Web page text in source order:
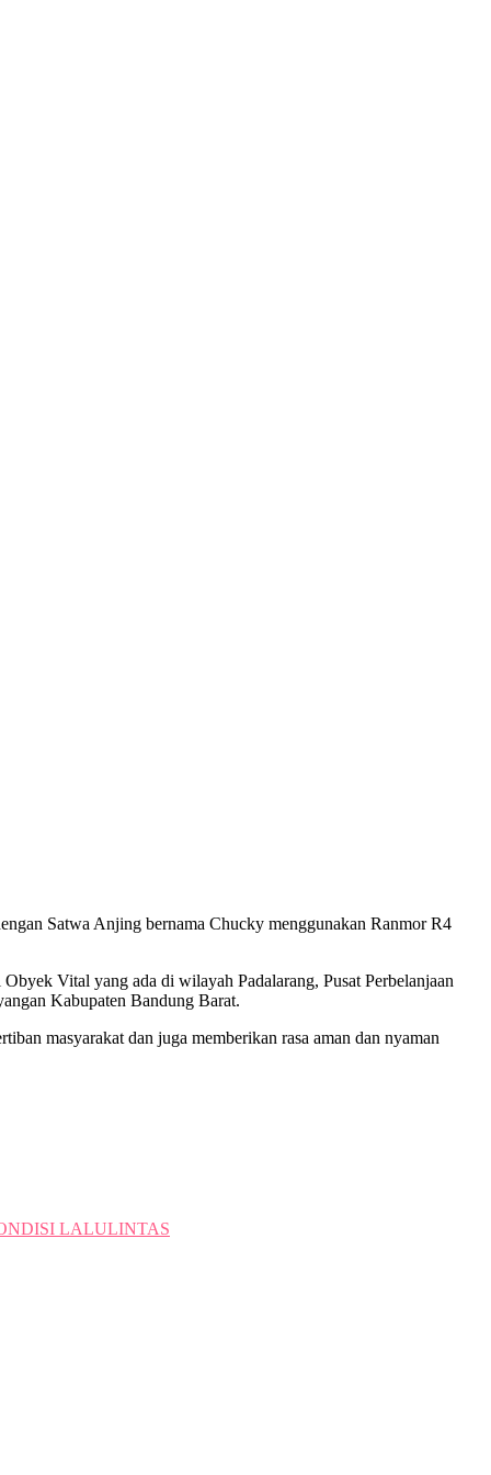
Satwa Anjing bernama Chucky menggunakan Ranmor R4
Vital yang ada di wilayah Padalarang, Pusat Perbelanjaan
Kabupaten Bandung Barat.
masyarakat dan juga memberikan rasa aman dan nyaman
LALULINTAS